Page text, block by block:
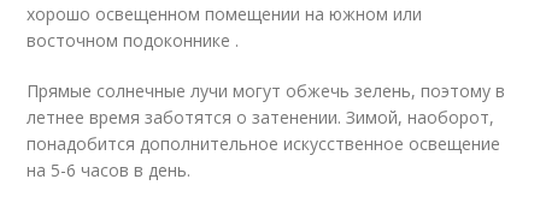
хорошо освещенном помещении на южном или
восточном подоконнике .
Прямые солнечные лучи могут обжечь зелень, поэтому в
летнее время заботятся о затенении. Зимой, наоборот,
понадобится дополнительное искусственное освещение
на 5-6 часов в день.